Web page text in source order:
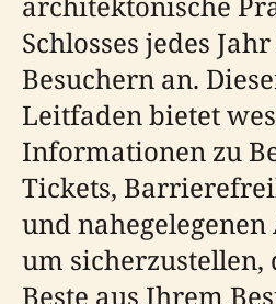
Schlosses jedes
Besuchern an.
Leitfaden bietet
Informationen zu
Tickets,
und
um sicherzustellen,
Beste aus Ihrem